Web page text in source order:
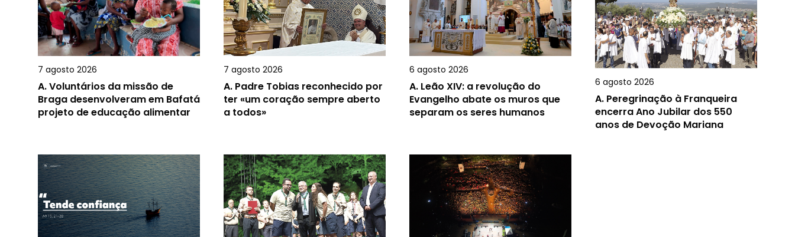
7 agosto 2026
A.Voluntários da missão de
Braga desenvolveram em Bafatá
projeto de educação alimentar
7 agosto 2026
A. Padre Tobias reconhecido por
ter «um coração sempre aberto
a todos»
6 agosto 2026
A. Leão XIV: a revolução do
Evangelho abate os muros que
separam os seres humanos
6 agosto 2026
A. Peregrinação à Franqueira
encerra Ano Jubilar dos 550
anos de Devoção Mariana